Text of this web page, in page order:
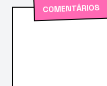
COMENTÁRIOS